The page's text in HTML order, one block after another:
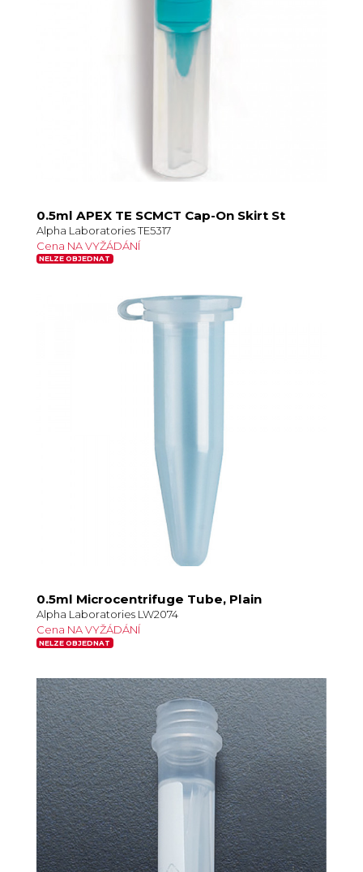
0.5ml APEX TE SCMCT Cap-On Skirt St
Alpha Laboratories TE5317
Cena NA VYŽÁDÁNÍ
NELZE OBJEDNAT
0.5ml Microcentrifuge Tube, Plain
Alpha Laboratories LW2074
Cena NA VYŽÁDÁNÍ
NELZE OBJEDNAT